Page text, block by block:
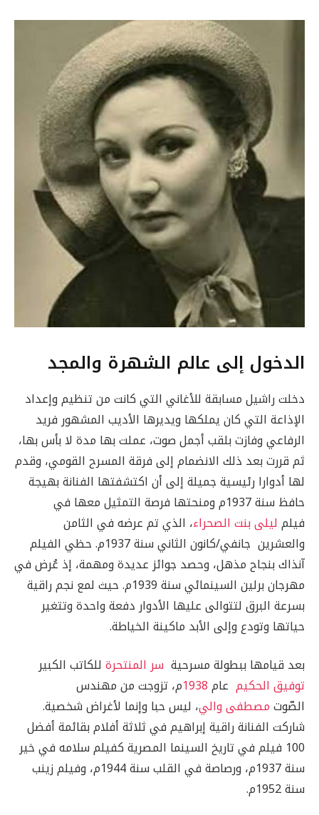
الدخول إلى عالم الشهرة والمجد
دخلت راشيل مسابقة للأغاني التي كانت من تنظيم وإعداد
الإذاعة التي كان يملكها ويديرها الأديب المشهور فريد
الرفاعي وفازت بلقب أجمل صوت، عملت بها مدة لا بأس بها،
ثم قررت بعد ذلك الانضمام إلى فرقة المسرح القومي، وقدم
لها أدوارا رئيسية جميلة إلى أن اكتشفتها الفنانة بهيجة
حافظ سنة 1937م ومنحتها فرصة التمثيل معها في
فيلمليلى بنت الصحراء، الذي تم عرضه في الثامن
والعشرين جانفي/كانون الثاني سنة 1937م. حظي الفيلم
آنذاك بنجاح مذهل، وحصد جوائز عديدة ومهمة، إذ عُرض في
مهرجان برلين السينمائي سنة 1939م. حيث لمع نجم راقية
بسرعة البرق لتتوالى عليها الأدوار دفعة واحدة وتتغير
حياتها وتودع وإلى الأبد ماكينة الخياطة.
بعد قيامها ببطولة مسرحية سر المنتحرة للكاتب الكبير
توفيق الحكيم عام1938م، تزوجت من مهندس
الصّوتمصطفى والي، ليس حبا وإنما لأغراض شخصية.
شاركت الفنانة راقية إبراهيم في ثلاثة أفلام بقائمة أفضل
100 فيلم في تاريخ السينما المصرية كفيلم سلامه في خير
سنة 1937م، ورصاصة في القلب سنة 1944م، وفيلم زينب
سنة 1952م.